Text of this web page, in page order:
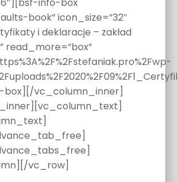
info-box
book” icon_size=”32″
i deklaracje – zakład
read_more=”box”
box][/vc_column_inner]
vc_row]